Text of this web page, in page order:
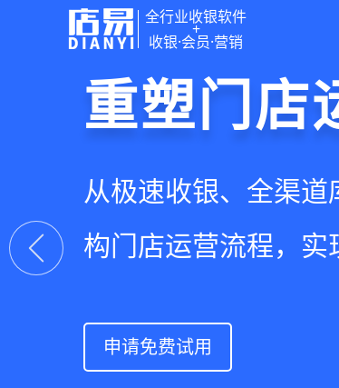
全行业收银软件
+
收银·会员·营销
门店收银
智慧收银+商品库存
系统解决开店管店及
申请免费试用
重塑门店
从极速收银、全渠
构门店运营流程，
申请免费试用
驱动私域
从支付即会员、精
流量沉淀和会员复购
申请免费试用
快速拓展
借助小程序商城、
销售渠道，拓展生
申请免费试用
上一张